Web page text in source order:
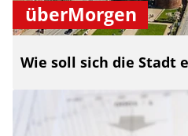
überMorgen
Wie soll sich die Stadt